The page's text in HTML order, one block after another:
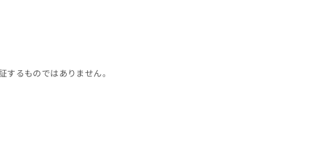
るものではありません。